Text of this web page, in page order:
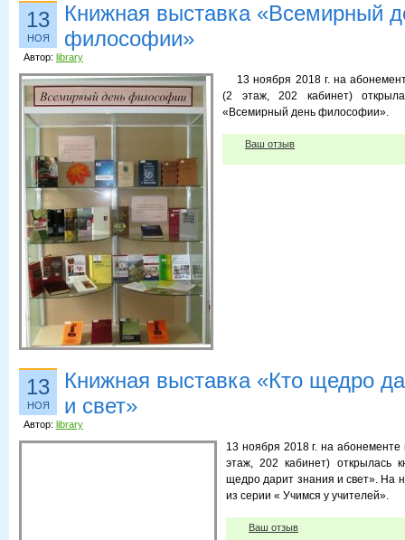
13
НОЯ
Книжная выставка «Всемирный
философии»
Автор: library
13 ноября 2018 г. на
(2 этаж, 202 кабинет)
«Всемирный день философии».
Ваш отзыв
13
НОЯ
Книжная выставка «Кто щедро
и свет»
Автор: library
13 ноября 2018 г. на
этаж, 202 кабинет) открылась
щедро дарит знания и свет». На
из серии « Учимся у учителей».
Ваш отзыв